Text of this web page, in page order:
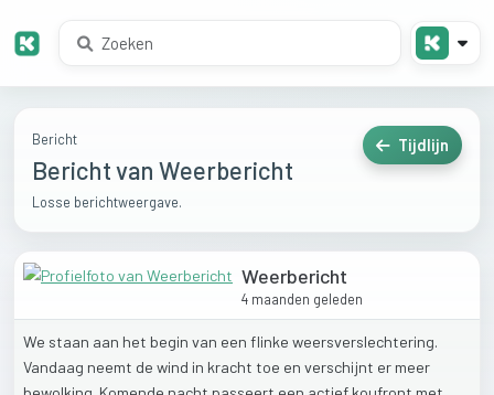
Bericht
Bericht van Weerbericht
Losse berichtweergave.
Tijdlijn
Weerbericht
4 maanden geleden
We staan aan het begin van een flinke weersverslechtering.
Vandaag neemt de wind in kracht toe en verschijnt er meer